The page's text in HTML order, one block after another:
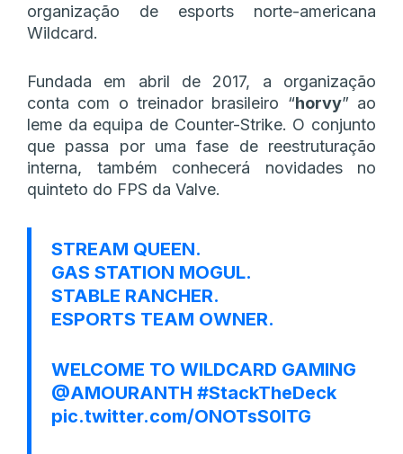
organização de esports norte-americana
Wildcard.
Fundada em abril de 2017, a organização
conta com o treinador brasileiro “horvy” ao
leme da equipa de Counter-Strike. O conjunto
que passa por uma fase de reestruturação
interna, também conhecerá novidades no
quinteto do FPS da Valve.
STREAM QUEEN.
GAS STATION MOGUL.
STABLE RANCHER.
ESPORTS TEAM OWNER.
WELCOME TO WILDCARD GAMING
@AMOURANTH #StackTheDeck
pic.twitter.com/ONOTsS0lTG